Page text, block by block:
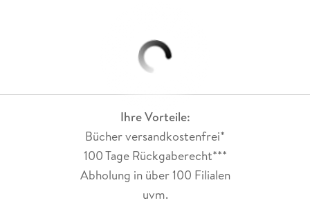
Ihre Vorteile:
Bücher versandkostenfrei*
100 Tage Rückgaberecht***
Abholung in über 100 Filialen
uvm.